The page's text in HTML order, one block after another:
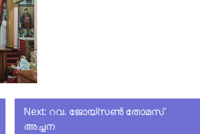
Next: റവ. ജോയ്സൺ തോമസ്
അച്ചന